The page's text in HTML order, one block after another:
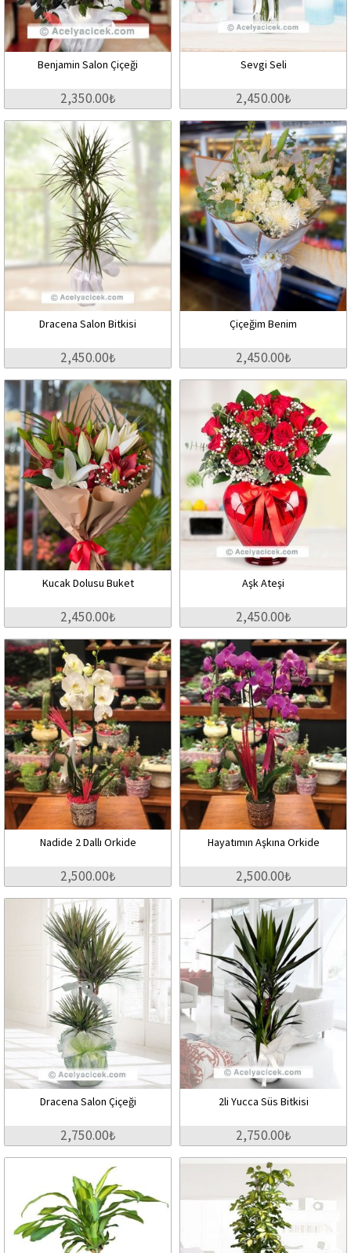
Benjamin Salon Çiçeği
2,350.00₺
Sevgi Seli
2,450.00₺
Dracena Salon Bitkisi
2,450.00₺
Çiçeğim Benim
2,450.00₺
Kucak Dolusu Buket
2,450.00₺
Aşk Ateşi
2,450.00₺
Nadide 2 Dallı Orkide
2,500.00₺
Hayatımın Aşkına Orkide
2,500.00₺
Dracena Salon Çiçeği
2,750.00₺
2li Yucca Süs Bitkisi
2,750.00₺